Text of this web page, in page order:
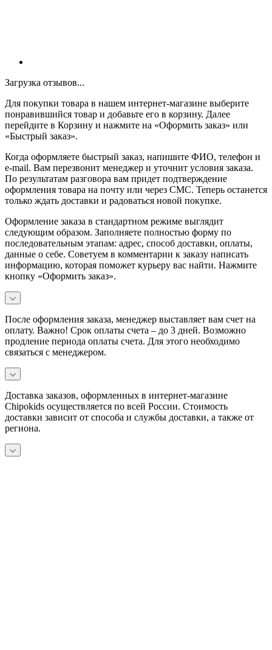
Загрузка отзывов...
Для покупки товара в нашем интернет-магазине выберите
понравившийся товар и добавьте его в корзину. Далее
перейдите в Корзину и нажмите на «Оформить заказ» или
«Быстрый заказ».
Когда оформляете быстрый заказ, напишите ФИО, телефон и
e-mail. Вам перезвонит менеджер и уточнит условия заказа.
По результатам разговора вам придет подтверждение
оформления товара на почту или через СМС. Теперь останется
только ждать доставки и радоваться новой покупке.
Оформление заказа в стандартном режиме выглядит
следующим образом. Заполняете полностью форму по
последовательным этапам: адрес, способ доставки, оплаты,
данные о себе. Советуем в комментарии к заказу написать
информацию, которая поможет курьеру вас найти. Нажмите
кнопку «Оформить заказ».
После оформления заказа, менеджер выставляет вам счет на
оплату. Важно! Срок оплаты счета – до 3 дней. Возможно
продление периода оплаты счета. Для этого необходимо
связаться с менеджером.
Доставка заказов, оформленных в интернет-магазине
Chipokids осуществляется по всей России. Стоимость
доставки зависит от способа и службы доставки, а также от
региона.